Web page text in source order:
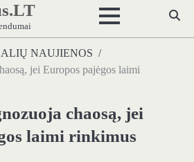
NAUJIENOS
jei Europos pajėgos laimi
chaosą, jei
laimi rinkimus